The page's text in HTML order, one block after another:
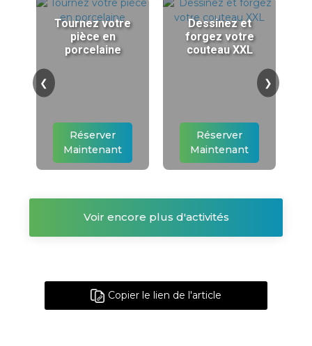
Tournez votre
pièce en
porcelaine
Réserver
Maintenant
Dessinez et
forgez votre
couteau XXL
Réserver
Maintenant
❮ ❯
Voir encore plus d'activités
Copier le lien de l'article